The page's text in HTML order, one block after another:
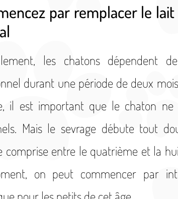
par remplacer le
les chatons
durant une période de deux
il est important que le chaton ne
Mais le sevrage débute tout
comprise entre le quatrième et la
on peut commencer par